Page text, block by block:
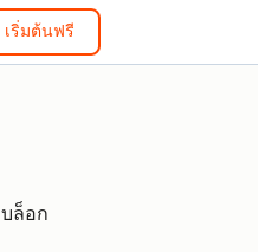
เริ่มต้นฟรี
บล็อก